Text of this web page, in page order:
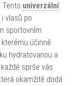
Tento univerzální
vlasů po
sportovním
kterému účinně
hydratovanou a
sprše vás
okamžitě dodá